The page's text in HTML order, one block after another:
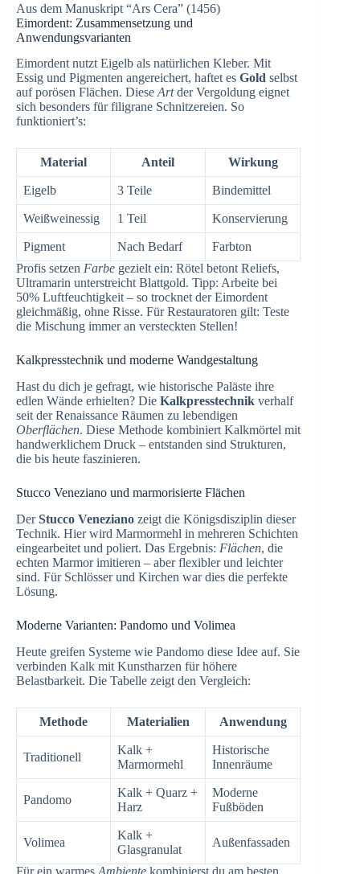
Aus dem Manuskript “Ars Cera” (1456)
Eimordent: Zusammensetzung und
Anwendungsvarianten
Eimordent nutzt Eigelb als natürlichen Kleber. Mit
Essig und Pigmenten angereichert, haftet es Gold selbst
auf porösen Flächen. Diese Artder Vergoldung eignet
sich besonders für filigrane Schnitzereien. So
funktioniert’s:
Material Anteil Wirkung
Eigelb 3 Teile Bindemittel
Weißweinessig 1 Teil Konservierung
Pigment Nach Bedarf
Farbton
Profis setzen Farbe gezielt ein: Rötel betont Reliefs,
Ultramarin unterstreicht Blattgold. Tipp: Arbeite bei
50% Luftfeuchtigkeit – so trocknet der Eimordent
gleichmäßig, ohne Risse. Für Restauratoren gilt: Teste
die Mischung immer an versteckten Stellen!
Kalkpresstechnik und moderne Wandgestaltung
Hast du dich je gefragt, wie historische Paläste ihre
edlen Wände erhielten? Die Kalkpresstechnik verhalf
seit der Renaissance Räumen zu lebendigen
Oberflächen. Diese Methode kombiniert Kalkmörtel mit
handwerklichem Druck – entstanden sind Strukturen,
die bis heute faszinieren.
Stucco Veneziano und marmorisierte Flächen
DerStucco Veneziano zeigt die Königsdisziplin dieser
Technik. Hier wird Marmormehl in mehreren Schichten
eingearbeitet und poliert. Das Ergebnis: Flächen, die
echten Marmor imitieren – aber flexibler und leichter
sind. Für Schlösser und Kirchen war dies die perfekte
Lösung.
Moderne Varianten: Pandomo und Volimea
Heute greifen Systeme wie Pandomo diese Idee auf. Sie
verbinden Kalk mit Kunstharzen für höhere
Belastbarkeit. Die Tabelle zeigt den Vergleich:
Methode Materialien Anwendung
Traditionell
Kalk +
Marmormehl
Historische
Innenräume
Pandomo
Kalk + Quarz +
Harz
Moderne
Fußböden
Volimea
Kalk +
Glasgranulat
Außenfassaden
Für ein warmes Ambiente kombinierst du am besten